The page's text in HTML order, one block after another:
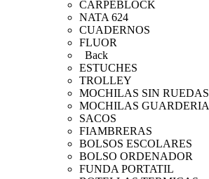
CARPEBLOCK
NATA 624
CUADERNOS
FLUOR
Back
ESTUCHES
TROLLEY
MOCHILAS SIN RUEDAS
MOCHILAS GUARDERIA
SACOS
FIAMBRERAS
BOLSOS ESCOLARES
BOLSO ORDENADOR
FUNDA PORTATIL